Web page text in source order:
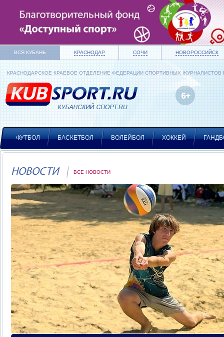
ВСЯ КУБАНЬ КРАСНОДАР СОЧИ НОВОРОССИЙСК
КРАСНОДАРСКОЕ КРАЕВОЕ ОТДЕЛЕНИЕ ФЕДЕРАЦИИ СПОРТИВНЫХ ЖУРНАЛИСТОВ
ФУТБОЛ БАСКЕТБОЛ ВОЛЕЙБОЛ ХОККЕЙ
НОВОСТИ ВСЕ НОВОСТИ